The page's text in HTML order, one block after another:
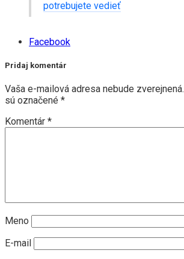
potrebujete vedieť
Facebook
Pridaj komentár
Vaša e-mailová adresa nebude zverejnená.
sú označené *
Komentár *
Meno
E-mail